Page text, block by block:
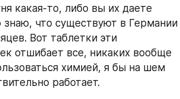
какая-то, либо вы их даете
знаю, что существуют в Германии
Вот таблетки эти
отшибает все, никаких вообще
химией, я бы на шем
работает.